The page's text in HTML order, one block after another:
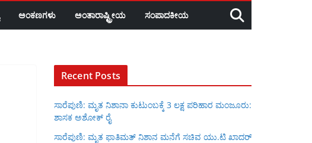
ಅಂಕಣಗಳು ಅಂತಾರಾಷ್ಟ್ರೀಯ ಸಂಪಾದಕೀಯ
Recent Posts
ಸಾರೆಪುಣಿ: ಮೃತ ನಿಶಾನಾ ಕುಟುಂಬಕ್ಕೆ 3 ಲಕ್ಷ ಪರಿಹಾರ ಮಂಜೂರು:
ಶಾಸಕ ಅಶೋಕ್ ರೈ
ಸಾರೆಪುಣಿ: ಮೃತ ಫಾತಿಮತ್ ನಿಶಾನ ಮನೆಗೆ ಸಚಿವ ಯು.ಟಿ ಖಾದರ್